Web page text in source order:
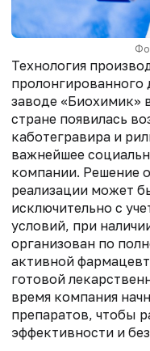
Технология
пролонгированного
заводе «Биохимик»
стране появилась
каботегравира и
важнейшее
компании. Решение
реализации может
исключительно с
условий, при
организован по
активной
готовой
время компания
препаратов, чтобы
эффективности и